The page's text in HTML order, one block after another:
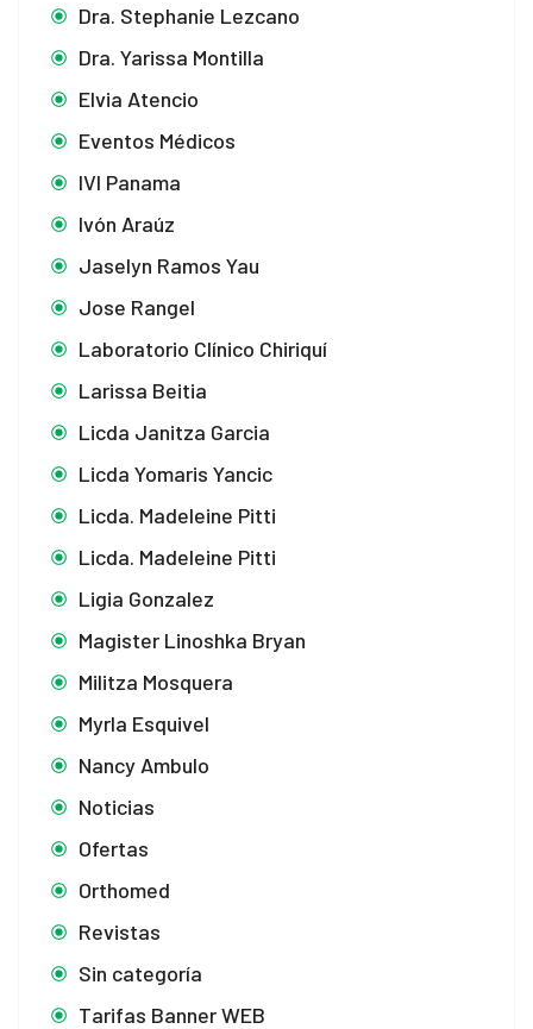
Dra. Stephanie Lezcano
Dra. Yarissa Montilla
Elvia Atencio
Eventos Médicos
IVI Panama
Ivón Araúz
Jaselyn Ramos Yau
Jose Rangel
Laboratorio Clínico Chiriquí
Larissa Beitia
Licda Janitza Garcia
Licda Yomaris Yancic
Licda. Madeleine Pitti
Licda. Madeleine Pitti
Ligia Gonzalez
Magister Linoshka Bryan
Militza Mosquera
Myrla Esquivel
Nancy Ambulo
Noticias
Ofertas
Orthomed
Revistas
Sin categoría
Tarifas Banner WEB